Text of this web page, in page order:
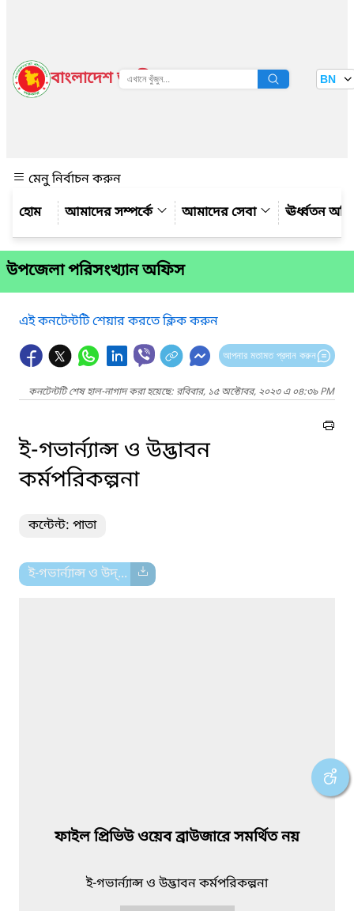
বাংলাদেশ জাতীয় তথ্য বাতায়ন BN
মেনু নির্বাচন করুন
আমাদের সম্পর্কে
আমাদের সেবা ঊর্ধ্বতন
উপজেলা পরিসংখ্যান অফিস
এই কনটেন্টটি শেয়ার করতে ক্লিক করুন
আপনার মতামত প্রদান করুন
কনটেন্টটি শেষ হাল-নাগাদ করা হয়েছে: রবিবার, ১৫ অক্টোবর, ২০২৩ এ ০৪:৩৯ PM
ই-গভার্ন্যান্স ও উদ্ভাবন
কর্মপরিকল্পনা
কন্টেন্ট: পাতা
ই-গভার্ন্যান্স ও উদ্...
ফাইল প্রিভিউ ওয়েব ব্রাউজারে সমর্থিত নয়
ই-গভার্ন্যান্স ও উদ্ভাবন কর্মপরিকল্পনা